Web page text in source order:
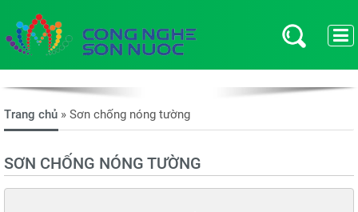
Trang chủ » Sơn chống nóng tường
SƠN CHỐNG NÓNG TƯỜNG